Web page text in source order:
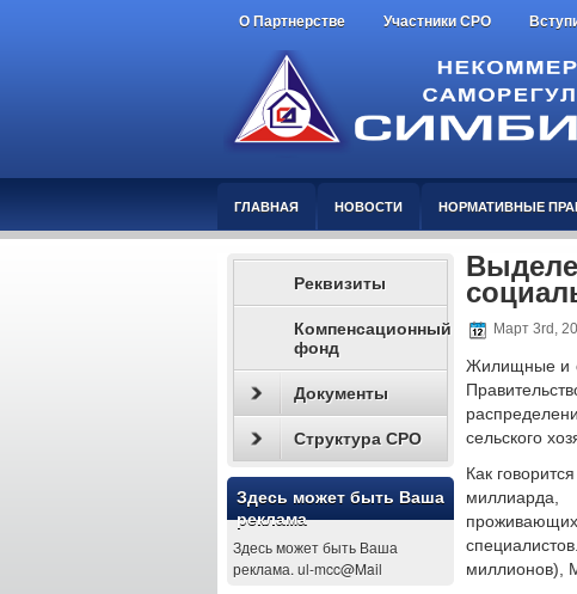
О Партнерстве Участники СРО
ГЛАВНАЯ НОВОСТИ НОРМАТИВНЫЕ
Реквизиты
Компенсационный
фонд
Документы
Структура СРО
Здесь может быть Ваша
реклама
Здесь может быть Ваша
реклама. ul-mcc@Mail
Март 3rd,
Жилищные и
сельского
Как
миллионов),